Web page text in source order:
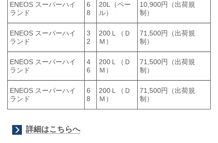
ENEOS スーパーハイ
ランド
6
8
20L（ペー
ル）
10,900円（出荷規
制）
ENEOS スーパーハイ
ランド
3
2
200Ｌ（Ｄ
Ｍ）
71,500円（出荷規
制）
ENEOS スーパーハイ
ランド
4
6
200Ｌ（Ｄ
Ｍ）
71,500円（出荷規
制）
ENEOS スーパーハイ
ランド
6
8
200Ｌ（Ｄ
Ｍ）
71,500円（出荷規
制）
詳細はこちらへ